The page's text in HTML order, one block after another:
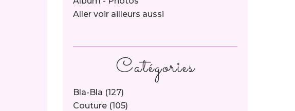
Catégories
Bla-Bla (127)
Couture (105)
Aller voir ailleurs aussi